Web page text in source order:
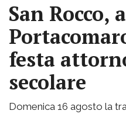
San Rocco, a
festa
secolare
Domenica 16 agosto la